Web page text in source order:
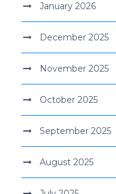
January 2026
December 2025
November 2025
October 2025
September 2025
August 2025